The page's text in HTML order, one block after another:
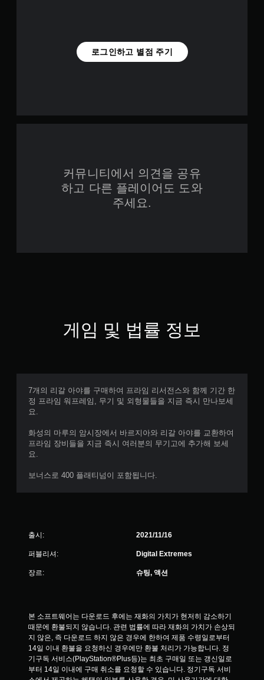
로그인하고 별점 주기
커뮤니티에서 의견을 공유
하고 다른 플레이어도 도와
주세요.
게임 및 법률 정보
7개의 리갈 아야를 구매하여 프라임 리서전스와 함께 기간 한
정 프라임 워프레임, 무기 및 외형물들을 지금 즉시 만나보세
요.
화성의 마루의 암시장에서 바르지아와 리갈 아야를 교환하여
프라임 장비들을 지금 즉시 여러분의 무기고에 추가해 보세
요.
보너스로 400 플래티넘이 포함됩니다.
출시: 2021/11/16
퍼블리셔: Digital Extremes
장르: 슈팅, 액션
본 소프트웨어는 다운로드 후에는 재화의 가치가 현저히 감소하기
때문에 환불되지 않습니다. 관련 법률에 따라 재화의 가치가 손상되
지 않은, 즉 다운로드 하지 않은 경우에 한하여 제품 수령일로부터
14일 이내 환불을 요청하신 경우에만 환불 처리가 가능합니다. 정
기구독 서비스(PlayStation®Plus등)는 최초 구매일 또는 갱신일로
부터 14일 이내에 구매 취소를 요청할 수 있습니다. 정기구독 서비